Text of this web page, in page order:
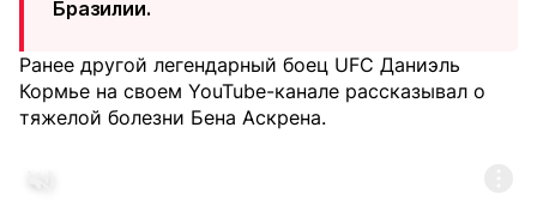
Бразилии.
Ранее другой легендарный боец UFC Даниэль
Кормье на своем YouTube-канале рассказывал о
тяжелой болезни Бена Аскрена.